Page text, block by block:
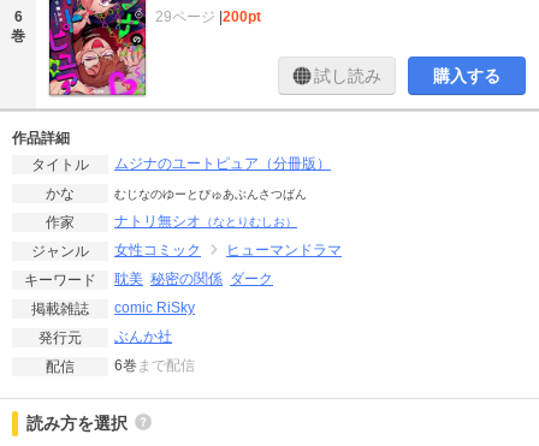
6
巻
29ページ |200pt
試し読み 購入する
作品詳細
タイトル
ムジナのユートピュア（分冊版）
かな
むじなのゆーとぴゅあぶんさつばん
作家 ナトリ無シオ （なとりむしお）
ジャンル 女性コミック
ヒューマンドラマ
キーワード
耽美 秘密の関係 ダーク
掲載雑誌
comic RiSky
発行元
ぶんか社
配信
6巻 まで配信
読み方を選択